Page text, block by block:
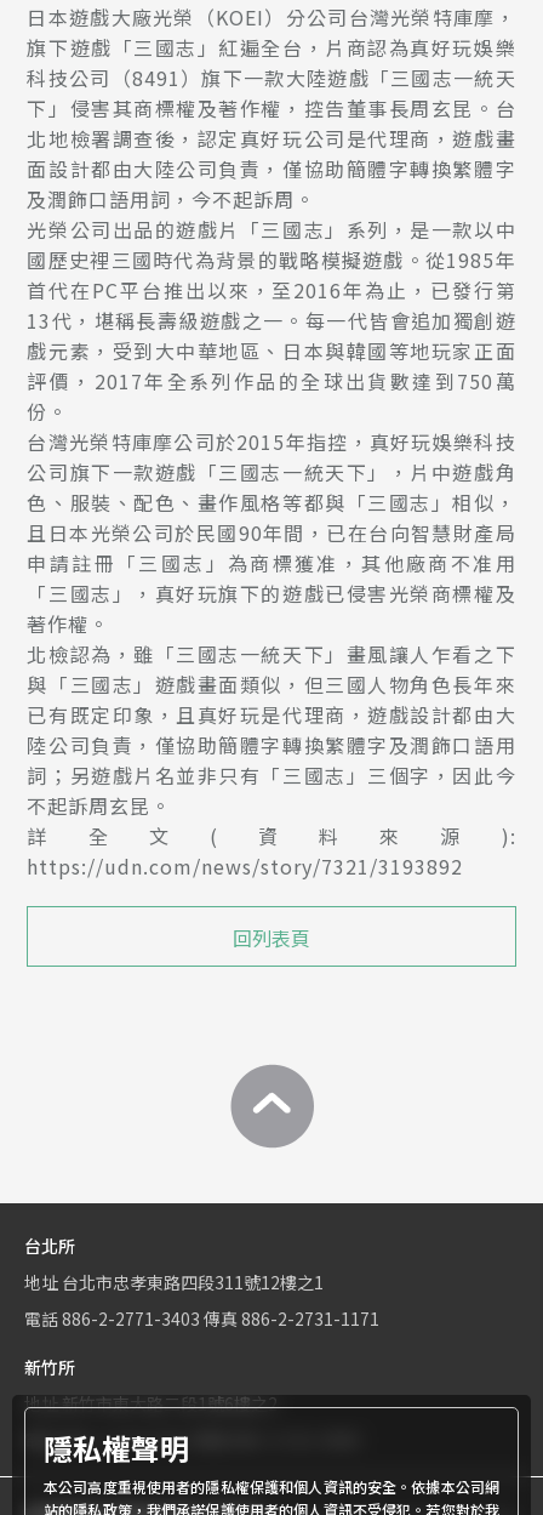
日本遊戲大廠光榮（KOEI）分公司台灣光榮特庫摩，
旗下遊戲「三國志」紅遍全台，片商認為真好玩娛樂
科技公司（8491）旗下一款大陸遊戲「三國志一統天
下」侵害其商標權及著作權，控告董事長周玄昆。台
北地檢署調查後，認定真好玩公司是代理商，遊戲畫
面設計都由大陸公司負責，僅協助簡體字轉換繁體字
及潤飾口語用詞，今不起訴周。
光榮公司出品的遊戲片「三國志」系列，是一款以中
國歷史裡三國時代為背景的戰略模擬遊戲。從1985年
首代在PC平台推出以來，至2016年為止，已發行第
13代，堪稱長壽級遊戲之一。每一代皆會追加獨創遊
戲元素，受到大中華地區、日本與韓國等地玩家正面
評價，2017年全系列作品的全球出貨數達到750萬
份。
台灣光榮特庫摩公司於2015年指控，真好玩娛樂科技
公司旗下一款遊戲「三國志一統天下」，片中遊戲角
色、服裝、配色、畫作風格等都與「三國志」相似，
且日本光榮公司於民國90年間，已在台向智慧財產局
申請註冊「三國志」為商標獲准，其他廠商不准用
「三國志」，真好玩旗下的遊戲已侵害光榮商標權及
著作權。
北檢認為，雖「三國志一統天下」畫風讓人乍看之下
與「三國志」遊戲畫面類似，但三國人物角色長年來
已有既定印象，且真好玩是代理商，遊戲設計都由大
陸公司負責，僅協助簡體字轉換繁體字及潤飾口語用
詞；另遊戲片名並非只有「三國志」三個字，因此今
不起訴周玄昆。
詳全文(資料來源):
https://udn.com/news/story/7321/3193892
回列表頁
台北所
地址 台北市忠孝東路四段311號12樓之1
電話886-2-2771-3403 傳真 886-2-2731-1171
新竹所
地址新竹市東大路二段1號6樓之2
電話886-3-534-9161
隱私權聲明
本公司高度重視使用者的隱私權保護和個人資訊的安全。依據本公司網
站的隱私政策，我們承諾保護使用者的個人資訊不受侵犯。若您對於我